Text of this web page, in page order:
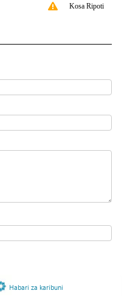
Kosa Ripoti
Habari za karibuni